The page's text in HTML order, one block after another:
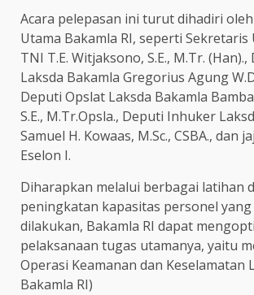
Acara pelepasan ini turut dihadiri
Utama Bakamla RI, seperti Sekretaris
TNI T.E. Witjaksono, S.E., M.Tr.
Laksda Bakamla Gregorius Agung
Deputi Opslat Laksda Bakamla
S.E., M.Tr.Opsla., Deputi Inhuker
Samuel H. Kowaas, M.Sc., CSBA., dan
Eselon I.
Diharapkan melalui berbagai latihan
peningkatan kapasitas personel
dilakukan, Bakamla RI dapat
pelaksanaan tugas utamanya, yaitu
Operasi Keamanan dan Keselamatan
Bakamla RI)